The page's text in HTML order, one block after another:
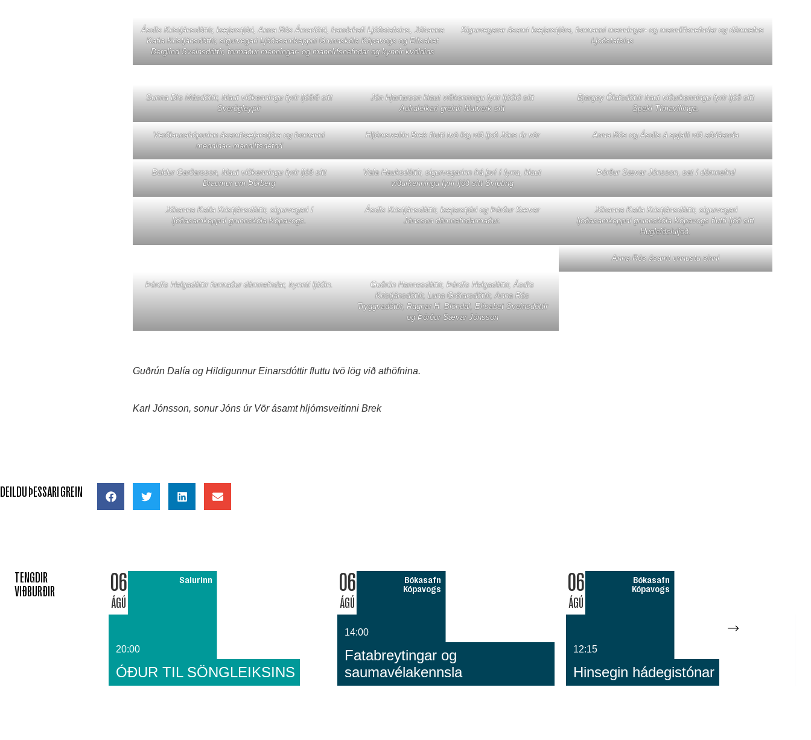
Ásdís Kristjánsdóttir, bæjarstjóri, Anna Rós Árnadótti, handahafi Ljóðstafsins, Jóhanna
Katla Kristjánsdóttir, sigurvegari Ljóðasamkeppni Grunnskóla Kópavogs og Elísabet
Berglind Sveinsdóttir, formaður menningar- og mannlífsnefndar og kynnir kvöldins
Sigurvegarar ásamt bæjarstjóra, formanni menningar- og mannlífsnefndar og dómnefns
Ljoðstafsins
Sunna Dís Másdóttir, hlaut viðkenningu fyrir ljóðið sitt
Sverðgleypir
Jón Hjartarson hlaut viðkenningu fyrir ljóðið sitt
Aukaleikari greinir hlutverk sitt
Bjargey Ólafsdóttir haut viðurkenningu fyrir ljóð sitt
Speki Tímavillinga.
Verðlaunahópurinn ásamtbæjarstjóra og formanni
menninar- mannlífsnefnd
Hljómsveitin Brek flutti tvö lög við ljoð Jóns úr vör Anna Rós og Ásdís á spjalli við aðdáanda
Baldur Garðarsson, hlaut viðkenningu fyrir ljóð sitt
Draumur um Þórberg
Vala Hauksdóttir, sigurvegarinn frá því í fyrra, hlaut
viðurkenningu fyrir ljóð sitt Svipting
Þórður Sævar Jónsson, sat í dómnefnd
Jóhanna Katla Kristjánsdóttir, sigurvegari í
ljóðasamkeppni grunnskóla Kópavogs.
Ásdís Kristjánsdóttir, bæjarstjóri og Þórður Sævar
Jónsson dómnefndarmaður.
Jóhanna Katla Kristjánsdóttir, sigurvegari
ljoðasamkeppni grunnskóla Kópavogs flutti ljóð sitt
Hugleiðsluljoð.
Anna Rós ásamt unnustu sinni
Þórdís Helgadóttir formaður dómnefndar, kynnti ljóðin.
Guðrún Hannesdóttir, Þórdís Helgadóttir, Ásdís
Kristjánsdóttir, Luna Grétarsdóttir, Anna Rós
Tryggvadóttir, Ragnar H. Blöndal, Elísabet Sveinsdóttir
og Þórður Sævar Jónsson
Guðrún Dalía og Hildigunnur Einarsdóttir fluttu tvö lög við athöfnina.
Karl Jónsson, sonur Jóns úr Vör ásamt hljómsveitinni Brek
DEILDU ÞESSARI GREIN
TENGDIR
VIÐBURÐIR
06
ÁGÚ
Salurinn
20:00
ÓÐUR TIL SÖNGLEIKSINS
06
ÁGÚ
Bókasafn
Kópavogs
14:00
Fatabreytingar og
saumavélakennsla
06
ÁGÚ
Bókasafn
Kópavogs
12:15
Hinsegin hádegistónar